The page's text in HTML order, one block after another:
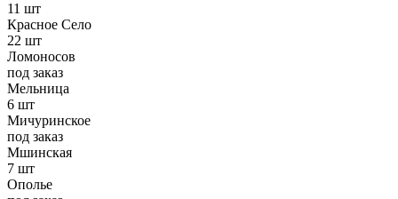
11 шт
Красное Село
22 шт
Ломоносов
под заказ
Мельница
6 шт
Мичуринское
под заказ
Мшинская
7 шт
Ополье